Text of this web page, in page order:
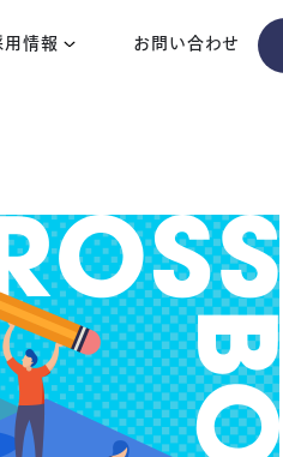
用情報 お問い合わせ